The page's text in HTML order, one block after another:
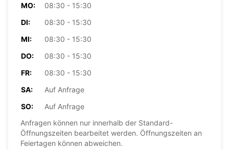
MO:
08:30 - 15:30
DI:
08:30 - 15:30
MI:
08:30 - 15:30
DO:
08:30 - 15:30
FR:
08:30 - 15:30
SA:
Auf Anfrage
SO:
Auf Anfrage
Anfragen können nur innerhalb der Standard-
Öffnungszeiten bearbeitet werden. Öffnungszeiten an
Feiertagen können abweichen.